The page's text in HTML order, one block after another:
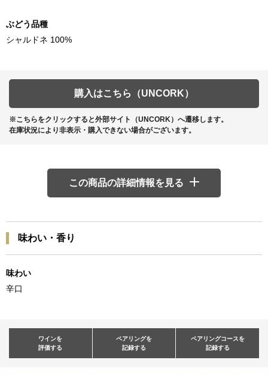
ぶどう品種
シャルドネ 100%
購入はこちら（UNCORK）
※こちらをクリックすると外部サイト（UNCORK）へ遷移します。
在庫状況により非表示・購入できない場合がございます。
この商品の詳細情報を見る
味わい・香り
味わい
辛口
ワインを
評価する
ペアリングを
記録する
ペアリングコースを
記録する